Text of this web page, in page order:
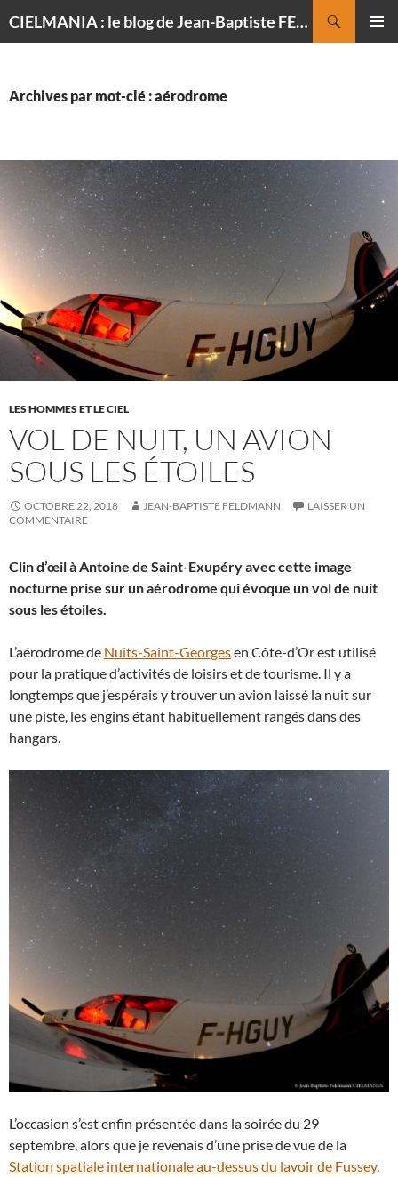
CIELMANIA : le blog de Jean-Baptiste FELDMANN, photographe du ciel
Archives par mot-clé : aérodrome
LES HOMMES ET LE CIEL
VOL DE NUIT, UN AVION
SOUS LES ÉTOILES
OCTOBRE 22, 2018 JEAN-BAPTISTE FELDMANN
LAISSER UN
COMMENTAIRE
Clin d’œil à Antoine de Saint-Exupéry avec cette image
nocturne prise sur un aérodrome qui évoque un vol de nuit
sous les étoiles.
L’aérodrome de Nuits-Saint-Georgesen Côte-d’Or est utilisé
pour la pratique d’activités de loisirs et de tourisme. Il y a
longtemps que j’espérais y trouver un avion laissé la nuit sur
une piste, les engins étant habituellement rangés dans des
hangars.
L’occasion s’est enfin présentée dans la soirée du 29
septembre, alors que je revenais d’une prise de vue de la
Station spatiale internationale au-dessus du lavoir de Fussey.